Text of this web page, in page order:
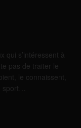
qui s’intéressent à
pas de traiter le
le connaissent,
sport…